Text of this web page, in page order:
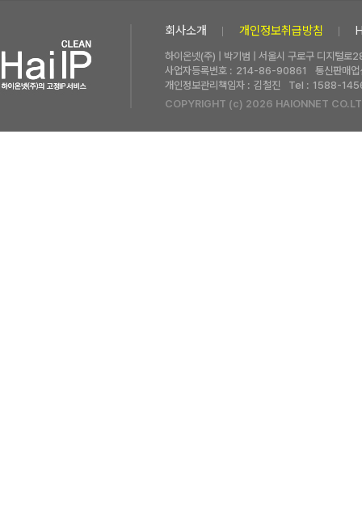
회사소개 개인정보취급방침
하이온넷(주) | 박기범 | 서울시 구로구 디지털
사업자등록번호 : 214-86-90861
통신판매
개인정보관리책임자 : 김철진 Tel : 1588-
COPYRIGHT (c) 2026 HAIONNET